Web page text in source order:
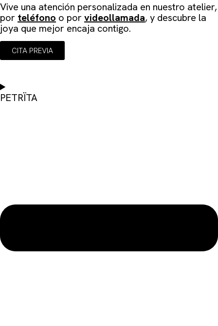
Vive una atención personalizada en nuestro atelier,
por teléfono o por videollamada, y descubre la
joya que mejor encaja contigo.
CITA PREVIA
PETRÏTA